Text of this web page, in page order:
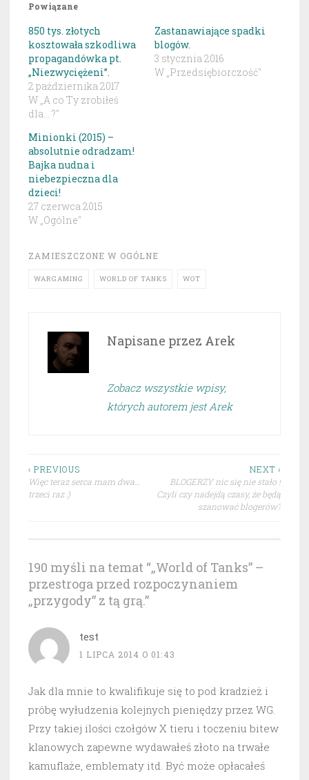
Powiązane
850 tys. złotych
kosztowała szkodliwa
propagandówka pt.
„Niezwyciężeni”.
2 października 2017
W „A co Ty zrobiłeś
dla... ?"
Zastanawiające spadki
blogów.
3 stycznia 2016
W „Przedsiębiorczość"
Minionki (2015) –
absolutnie odradzam!
Bajka nudna i
niebezpieczna dla
dzieci!
27 czerwca 2015
W „Ogólne"
ZAMIESZCZONE W OGÓLNE
WARGAMING WORLD OF TANKS WOT
Napisane przez Arek
Zobacz wszystkie wpisy,
których autorem jest Arek
Nawigacja
wpisu
‹ PREVIOUS
Więc teraz serca mam dwa…
trzeci raz :)
NEXT ›
BLOGERZY nic się nie stało !
Czyli czy nadejdą czasy, że będą
szanować blogerów?
190 myśli na temat “„World of Tanks” –
przestroga przed rozpoczynaniem
„przygody” z tą grą.”
test
1 LIPCA 2014 O 01:43
Jak dla mnie to kwalifikuje się to pod kradzież i
próbę wyłudzenia kolejnych pieniędzy przez WG.
Przy takiej ilości czołgów X tieru i toczeniu bitew
klanowych zapewne wydawałeś złoto na trwałe
kamuflaże, emblematy itd. Być może opłacałeś